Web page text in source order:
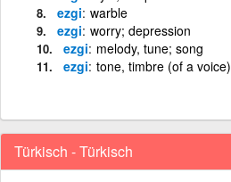
ezgi warble
ezgi worry; depression
ezgi melody, tune; song
ezgi tone, timbre (of a voice)
Türkisch - Türkisch